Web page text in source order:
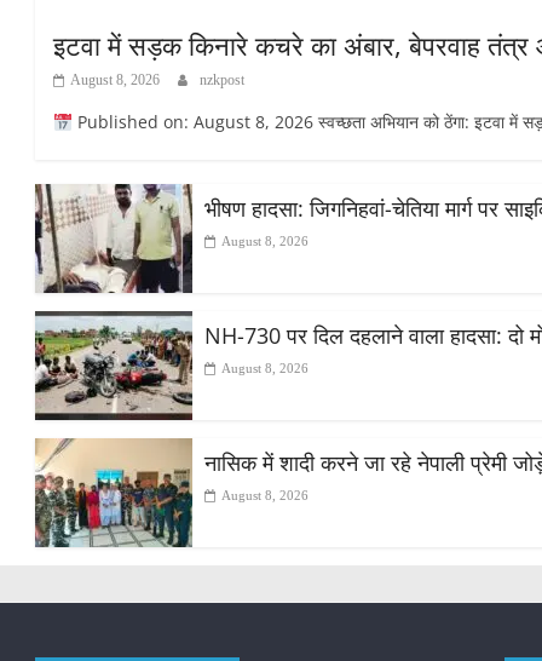
इटवा में सड़क किनारे कचरे का अंबार, बेपरवाह
August 8, 2026 nzkpost
Published on: August 8, 2026 स्वच्छता अभियान को ठेंगा: इटवा में
भीषण हादसा: जिगनिहवां-चेतिया मार्ग
August 8, 2026
NH-730 पर दिल दहलाने वाला हादसा: दो
August 8, 2026
नासिक में शादी करने जा रहे नेपाली प्रेमी
August 8, 2026